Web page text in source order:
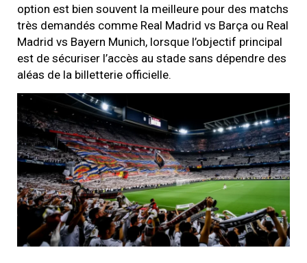
option est bien souvent la meilleure pour des matchs
très demandés comme Real Madrid vs Barça ou Real
Madrid vs Bayern Munich, lorsque l’objectif principal
est de sécuriser l’accès au stade sans dépendre des
aléas de la billetterie officielle.